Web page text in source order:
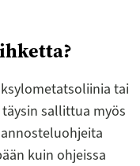
tai
sallittua myös
kuin ohjeissa